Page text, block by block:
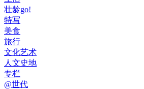
壮龄go!
特写
美食
旅行
文化艺术
人文史地
专栏
@世代